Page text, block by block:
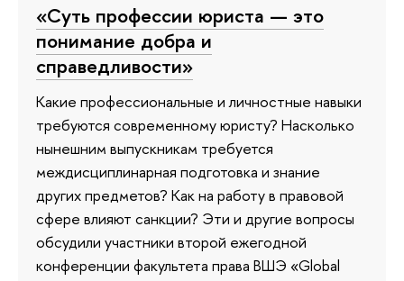
«Суть профессии юриста — это
понимание добра и
справедливости»
Какие профессиональные и личностные навыки
требуются современному юристу? Насколько
нынешним выпускникам требуется
междисциплинарная подготовка и знание
других предметов? Как на работу в правовой
сфере влияют санкции? Эти и другие вопросы
обсудили участники второй ежегодной
конференции факультета права ВШЭ «Global